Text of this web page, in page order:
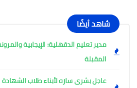
شاهد أيضًا
مدير تعليم الدقهلية: الإيجابية
المقبلة
عاجل بشرى ساره لأبناء طلاب